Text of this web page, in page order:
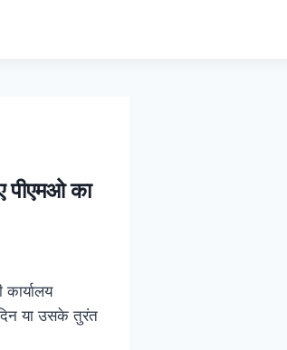
पीएमओ का
या उसके तुरंत